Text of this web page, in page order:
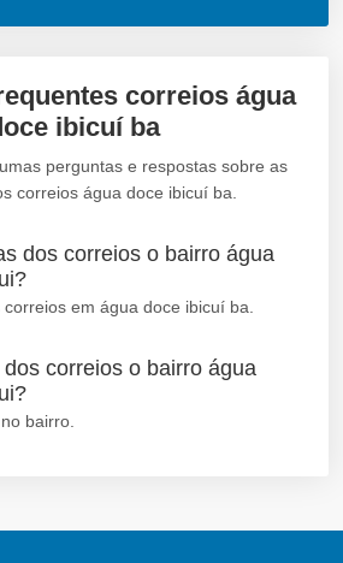
correios água
ibicuí ba
perguntas e respostas sobre as
correios água doce ibicuí ba.
dos correios o bairro água
em água doce ibicuí ba.
correios o bairro água
bairro.